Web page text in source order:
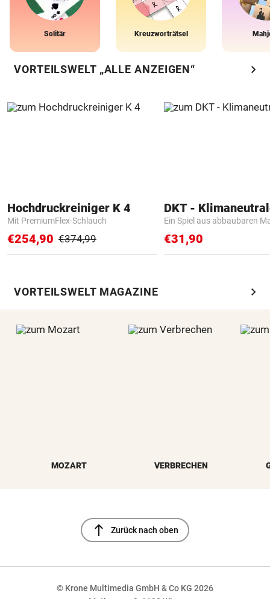
Solitär Kreuzworträtsel
VORTEILSWELT „ALLE ANZEIGEN“ chevron_right
Hochdruckreiniger K 4
Mit PremiumFlex-Schlauch
€254,90 €374,99
Ein Spiel aus abbaubaren
€31,90
VORTEILSWELT MAGAZINE chevron_right
MOZART VERBRECHEN
north Zurück nach oben
© Krone Multimedia GmbH & Co KG 2026